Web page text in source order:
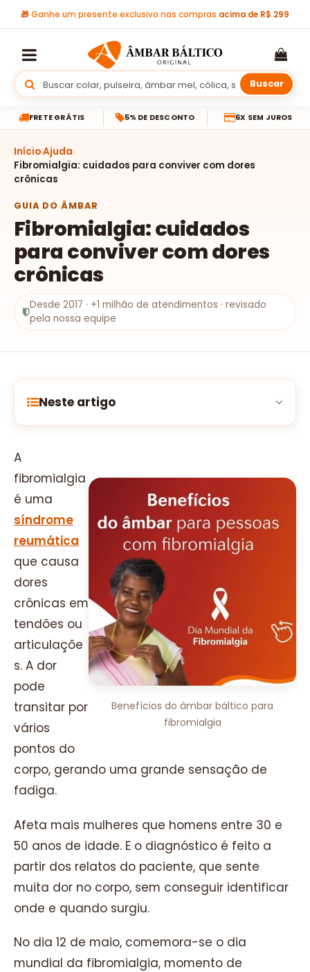
🎁Ganhe um presente exclusivo nas compras acima de R$ 299
Buscar
FRETE GRÁTIS 5% DE DESCONTO 6X SEM JUROS
InícioAjuda
Fibromialgia: cuidados para conviver com dores
crônicas
GUIA DO ÂMBAR
Fibromialgia: cuidados
para conviver com dores
crônicas
Desde 2017 · +1 milhão de atendimentos · revisado
pela nossa equipe
Neste artigo
Benefícios do âmbar báltico para
fibromialgia
A
fibromialgia
é uma
síndrome
reumática
que causa
dores
crônicas em
tendões ou
articulaçõe
s. A dor
pode
transitar por
vários
pontos do
corpo, gerando uma grande sensação de
fadiga.
Afeta mais mulheres que homens entre 30 e
50 anos de idade. E o diagnóstico é feito a
partir dos relatos do paciente, que sente
muita dor no corpo, sem conseguir identificar
onde e quando surgiu.
No dia 12 de maio, comemora-se o dia
mundial da fibromialgia, momento de